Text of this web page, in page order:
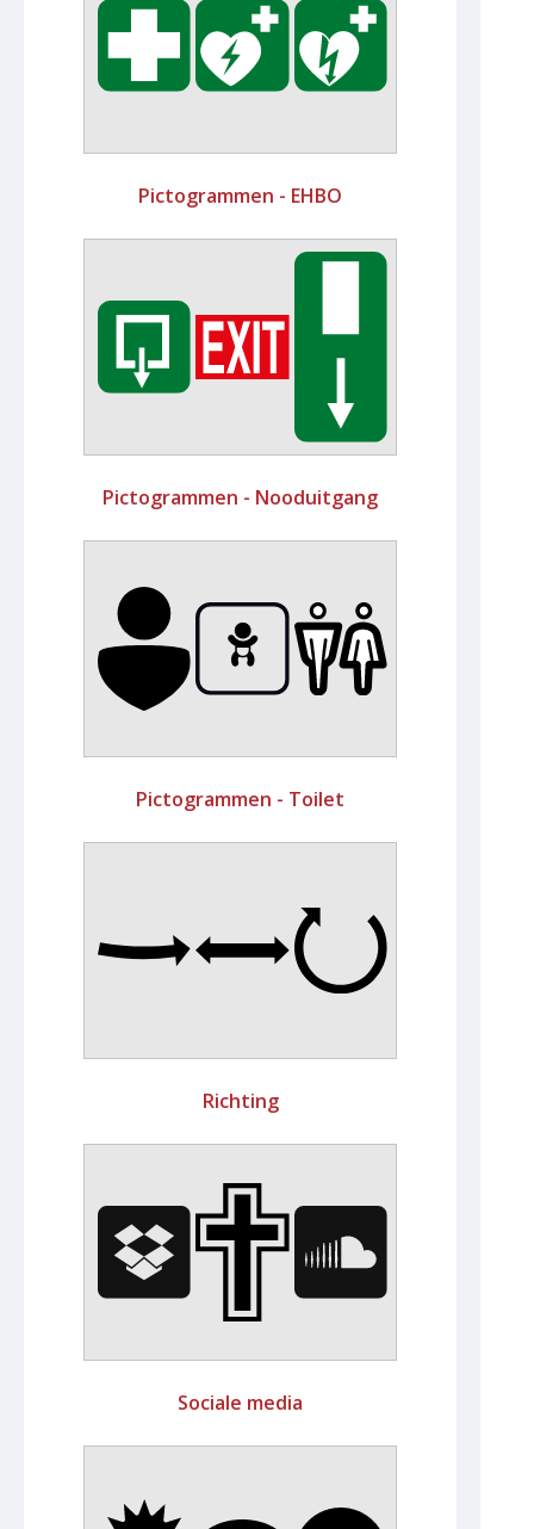
Pictogrammen - EHBO
Pictogrammen - Nooduitgang
Pictogrammen - Toilet
Richting
Sociale media